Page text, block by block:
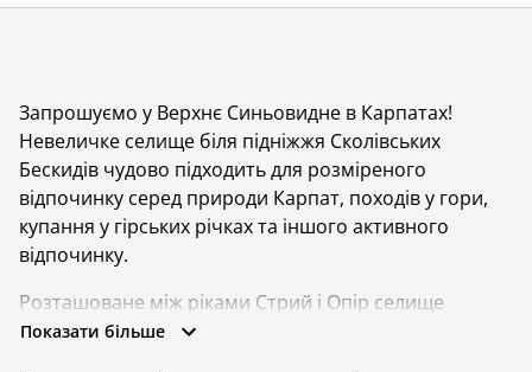
Запрошуємо у Верхнє Синьовидне в Карпатах!
Невеличке селище біля підніжжя Сколівських
Бескидів чудово підходить для розміреного
відпочинку серед природи Карпат, походів у гори,
купання у гірських річках та іншого активного
відпочинку.
Розташоване між ріками Стрий і Опір селище
чудово підходить як для активного туризму, так і для
Показати більше